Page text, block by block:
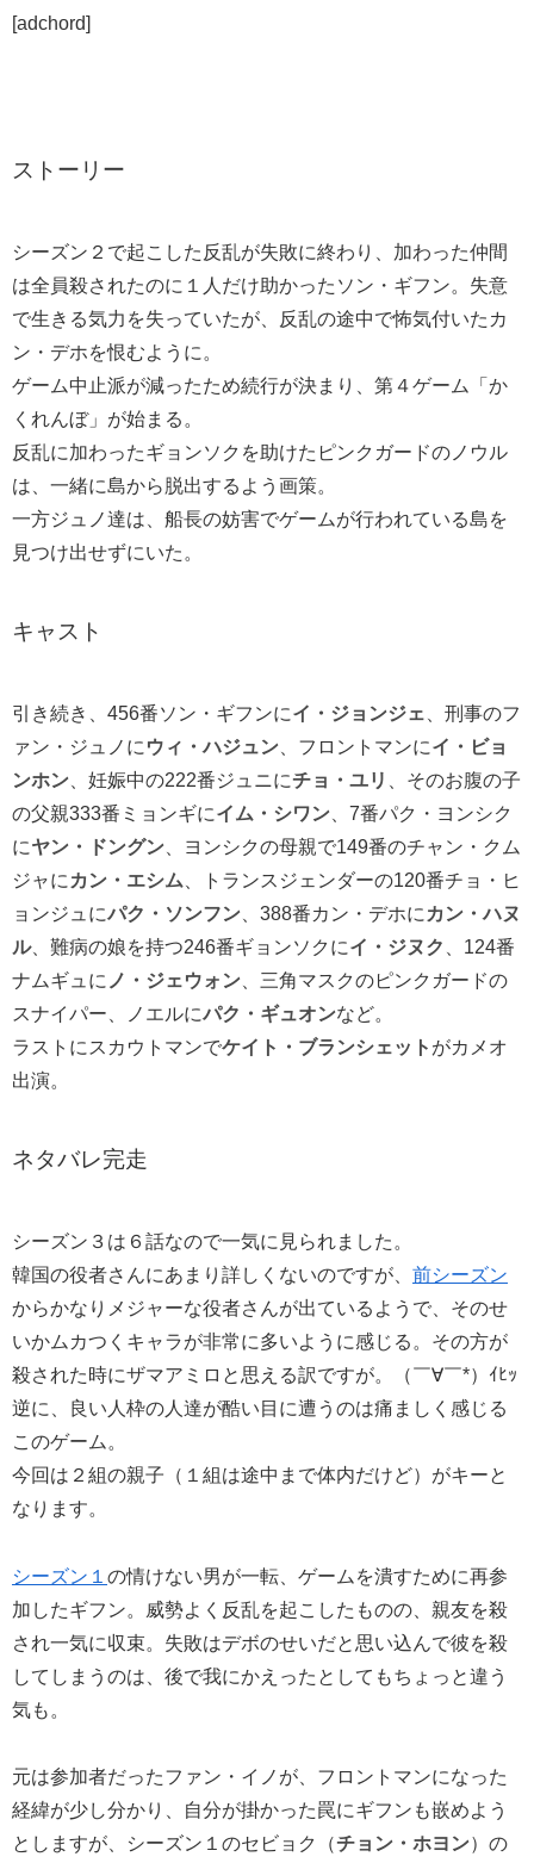
[adchord]
ストーリー
シーズン２で起こした反乱が失敗に終わり、加わった仲間
は全員殺されたのに１人だけ助かったソン・ギフン。失意
で生きる気力を失っていたが、反乱の途中で怖気付いたカ
ン・デホを恨むように。
ゲーム中止派が減ったため続行が決まり、第４ゲーム「か
くれんぼ」が始まる。
反乱に加わったギョンソクを助けたピンクガードのノウル
は、一緒に島から脱出するよう画策。
一方ジュノ達は、船長の妨害でゲームが行われている島を
見つけ出せずにいた。
キャスト
引き続き、456番ソン・ギフンにイ・ジョンジェ 、刑事のフ
ァン・ジュノに ウィ・ハジュン 、フロントマンにイ・ビョ
ンホン 、妊娠中の222番ジュニにチョ・ユリ
、そのお腹の子
の父親333番ミョンギにイム・シワン 、7番パク・ヨンシク
にヤン・ドングン 、ヨンシクの母親で149番のチャン・クム
ジャに カン・エシム 、トランスジェンダーの120番チョ・ヒ
ョンジュにパク・ソンフン 、388番カン・デホに カン・ハヌ
ル、難病の娘を持つ246番ギョンソクにイ・ジヌク
、124番
ナムギュに ノ・ジェウォン 、三角マスクのピンクガードの
スナイパー、ノエルにパク・ギュオンなど。
ラストにスカウトマンでケイト・ブランシェット がカメオ
出演。
ネタバレ完走
シーズン３は６話なので一気に見られました。
韓国の役者さんにあまり詳しくないのですが、 前シーズン
からかなりメジャーな役者さんが出ているようで、そのせ
いかムカつくキャラが非常に多いように感じる。その方が
殺された時にザマアミロと思える訳ですが。（￣∀￣*）ｲﾋｯ
逆に、良い人枠の人達が酷い目に遭うのは痛ましく感じる
このゲーム。
今回は２組の親子（１組は途中まで体内だけど）がキーと
なります。
シーズン１ の情けない男が一転、ゲームを潰すために再参
加したギフン。威勢よく反乱を起こしたものの、親友を殺
され一気に収束。失敗はデボのせいだと思い込んで彼を殺
してしまうのは、後で我にかえったとしてもちょっと違う
気も。
元は参加者だったファン・イノが、フロントマンになった
経緯が少し分かり、自分が掛かった罠にギフンも嵌めよう
としますが、シーズン１のセビョク（チョン・ホヨン）の